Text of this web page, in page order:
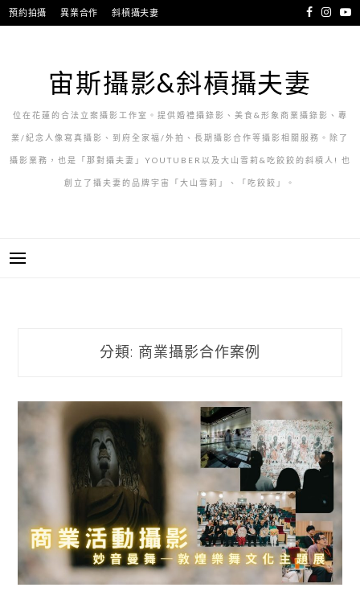
跳
至
預約拍攝 異業合作 斜槓攝夫妻
宙斯攝影&斜槓攝夫妻
位在花蓮的合法立案攝影工作室。提供婚禮攝錄影、美食&形象商業攝錄影、專
業/紀念人像寫真攝影、到府全家福/外拍、長期攝影合作等攝影相關服務。除了
攝影業務，也是「那對攝夫妻」YOUTUBER以及大山雪莉&吃餃餃的斜槓人! 也
創立了攝夫妻的品牌宇宙「大山雪莉」、「吃餃餃」。
分類: 商業攝影合作案例